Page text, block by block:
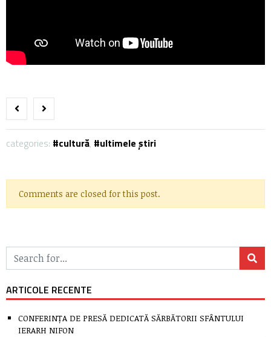
categories: cultură, ultimele știri
Comments are closed for this post.
ARTICOLE RECENTE
CONFERINȚA DE PRESĂ DEDICATĂ SĂRBĂTORII SFÂNTULUI
IERARH NIFON